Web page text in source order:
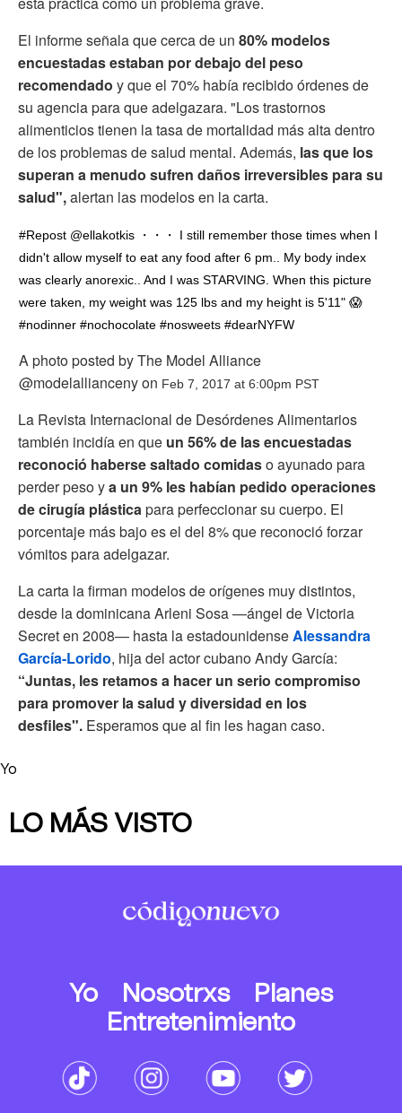
El informe señala que cerca de un 80% modelos
encuestadas estaban por debajo del peso
recomendado y que el 70% había recibido órdenes de
su agencia para que adelgazara. "Los trastornos
alimenticios tienen la tasa de mortalidad más alta dentro
de los problemas de salud mental. Además, las que los
superan a menudo sufren daños irreversibles para su
salud",alertan las modelos en la carta.
#Repost @ellakotkis ・・・ I still remember those times when I
didn't allow myself to eat any food after 6 pm.. My body index
was clearly anorexic.. And I was STARVING. When this picture
were taken, my weight was 125 lbs and my height is 5'11" 😱
#nodinner #nochocolate #nosweets #dearNYFW
A photo posted by The Model Alliance
@modelallianceny on Feb 7, 2017 at 6:00pm PST
La Revista Internacional de Desórdenes Alimentarios
también incidía en que un 56% de las encuestadas
reconoció haberse saltado comidaso ayunado para
perder peso ya un 9% les habían pedido operaciones
de cirugía plásticapara perfeccionar su cuerpo. El
porcentaje más bajo es el del 8% que reconoció forzar
vómitos para adelgazar.
La carta la firman modelos de orígenes muy distintos,
desde la dominicana Arleni Sosa —ángel de Victoria
Secret en 2008— hasta la estadounidenseAlessandra
García-Lorido, hija del actor cubano Andy García:
“Juntas, les retamos a hacer un serio compromiso
para promover la salud y diversidad en los
desfiles". Esperamos que al fin les hagan caso.
Yo
LO MÁS VISTO
Yo Nosotrxs
Planes
Entretenimiento